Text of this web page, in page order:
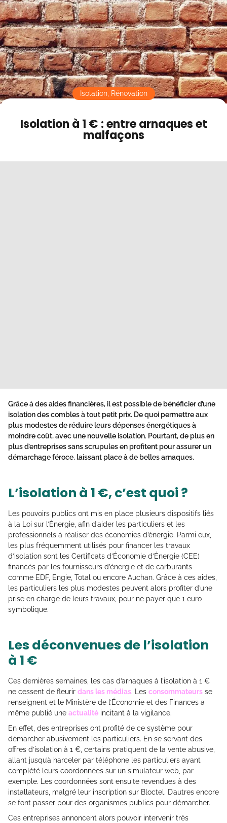
Contact
Mode sombre
Isolation à 1 € : entre arnaques et
malfaçons
Isolation, Rénovation
Grâce à des aides financières, il est possible de bénéficier d’une
isolation des combles à tout petit prix. De quoi permettre aux
plus modestes de réduire leurs dépenses énergétiques à
moindre coût, avec une nouvelle isolation. Pourtant, de plus en
plus d’entreprises sans scrupules en profitent pour assurer un
démarchage féroce, laissant place à de belles arnaques.
L’isolation à 1 €, c’est quoi ?
Les pouvoirs publics ont mis en place plusieurs dispositifs liés
à la Loi sur l’Énergie, afin d’aider les particuliers et les
professionnels à réaliser des économies d’énergie. Parmi eux,
les plus fréquemment utilisés pour financer les travaux
d’isolation sont les Certificats d’Économie d’Énergie (CEE)
financés par les fournisseurs d’énergie et de carburants
comme EDF, Engie, Total ou encore Auchan. Grâce à ces aides,
les particuliers les plus modestes peuvent alors profiter d’une
prise en charge de leurs travaux, pour ne payer que 1 euro
symbolique.
Les déconvenues de l’isolation
à 1 €
Ces dernières semaines, les cas d’arnaques à l’isolation à 1 €
ne cessent de fleurir dans les médias. Les consommateurs se
renseignent et le Ministère de l’Économie et des Finances a
même publié une actualité incitant à la vigilance.
En effet, des entreprises ont profité de ce système pour
démarcher abusivement les particuliers. En se servant des
offres d’isolation à 1 €, certains pratiquent de la vente abusive,
allant jusqu’à harceler par téléphone les particuliers ayant
complété leurs coordonnées sur un simulateur web, par
exemple. Les coordonnées sont ensuite revendues à des
installateurs, malgré leur inscription sur Bloctel. D’autres encore
se font passer pour des organismes publics pour démarcher.
Ces entreprises annoncent alors pouvoir intervenir très